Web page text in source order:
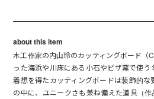
about this item
木工作家の内山玲のカッティングボード（
った海浜や川床にある小石やピザ窯で使
着想を得たカッティングボードは装飾的
の中に、ユニークさも兼ね備えた道具（